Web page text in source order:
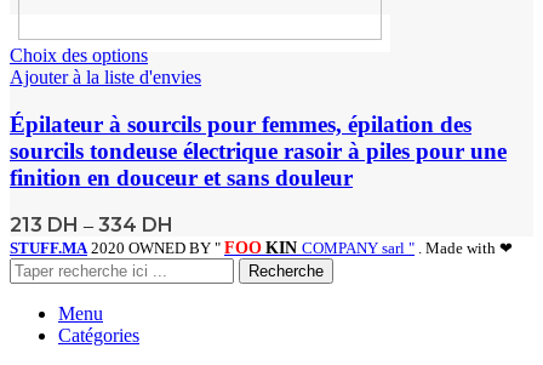
Choix des options
Ajouter à la liste d'envies
Épilateur à sourcils pour femmes, épilation des
sourcils tondeuse électrique rasoir à piles pour une
finition en douceur et sans douleur
213 DH – 334 DH
STUFF.MA 2020 OWNED BY " FOO KIN COMPANY sarl " . Made with ❤
Recherche
Menu
Catégories